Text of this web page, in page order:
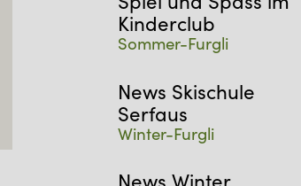
Kinderclub
Sommer-Furgli
News Skischule
Serfaus
Winter-Furgli